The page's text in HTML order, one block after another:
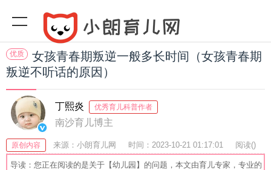
优质
女孩青春期叛逆一般多长时间（女孩青春期
叛逆不听话的原因）
丁熙炎 优秀育儿科普作者
南沙育儿博主
原创内容 来源：小朗育儿网 时间：2023-10-21 01:17:01 阅读()
收藏：30 分享：48 爆
导读：您正在阅读的是关于【幼儿园】的问题，本文由育儿专家，专业的